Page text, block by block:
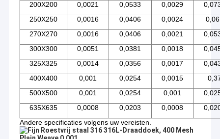
SS Gelast Draadnetwerk
ss geweven draadnetwerk
Netwerk van de roestvrij staal het Nederlandse Draad
Roestvrij staal Geplooid Draadnetwerk
Roestvrij staal Gebreid Draadnetwerk
200X200
0,0021 0,0533 0,0029
250X250
0,0016 0,0406 0,0024
270X270
0,0016 0,0406 0,0021
300X300
0,0051 0,0381 0,0018
325X325
0,0014 0,0356 0,0017
400X400
0,001 0,0254 0,0015
500X500
0,001 0,0254 0,001
635X635
0,0008 0,0203 0,0008
Andere specificaties volgens uw vereisten.
klanten, en hebben een goede reputatie en mond tot mond
gewonnen.
Het ontwikkelingsdoel van het bedrijf is om een wereldwijd
toonaangevende fabrikant van metalen mazen te worden en
klanten van hoogwaardige producten en professionele diensten
te voorzien.
Door voortdurende innovatie en technologische upgrading zal
QIANPU haar concurrentievoordeel blijven behouden en
duurzame ontwikkeling bereiken.
QIANPUis een bedrijf dat gespecialiseerd is in de productie en
verkoop van gaas.
Zij produceren voornamelijk verschillende soorten draadnetten,
waaronder draadnetten van roestvrij staal, gegalvaniseerd
draadnet, aluminiumdraadnet, enz.